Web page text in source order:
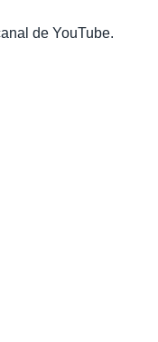
de YouTube.